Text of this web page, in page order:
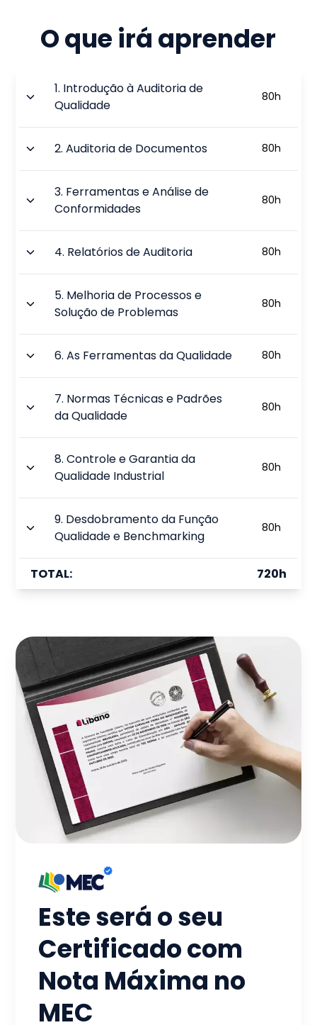
O que irá aprender
1. Introdução à Auditoria de
Qualidade
80h
2.Auditoria de Documentos 80h
3. Ferramentas e Análise de
Conformidades
80h
4. Relatórios de Auditoria 80h
5. Melhoria de Processos e
Solução de Problemas
80h
6.As Ferramentas da Qualidade 80h
7. Normas Técnicas e Padrões
da Qualidade
80h
8.Controle e Garantia da
Qualidade Industrial
80h
9. Desdobramento da Função
Qualidade e Benchmarking
80h
TOTAL: 720h
Este será o seu
Certificado com
Nota Máxima no
MEC